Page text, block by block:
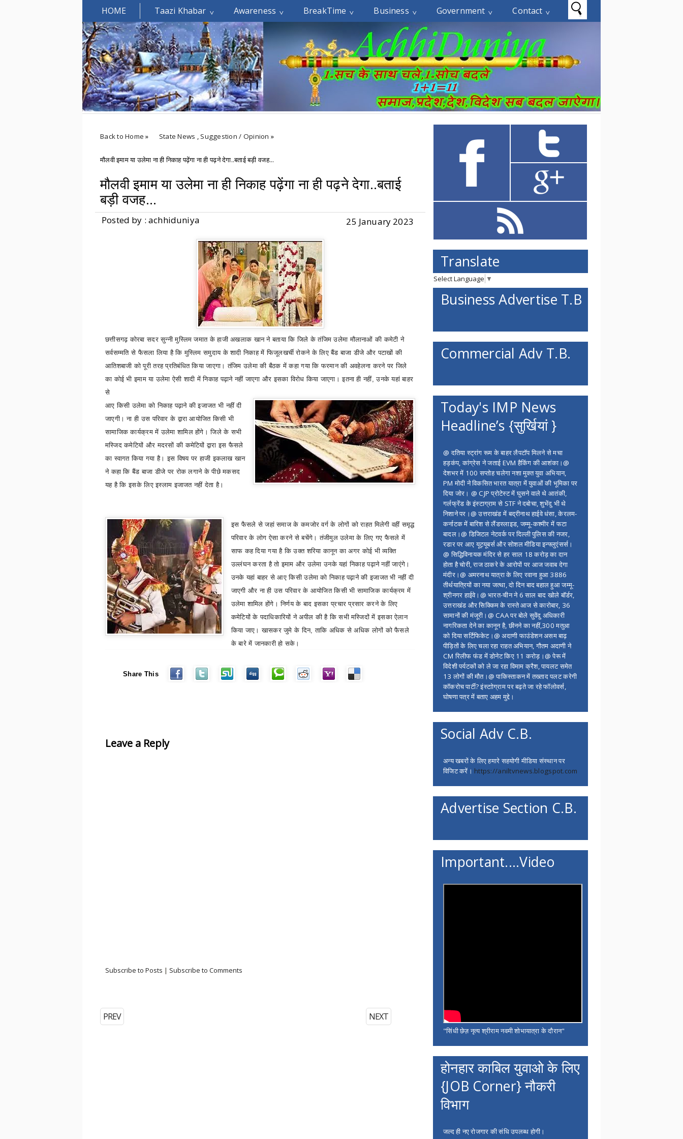
HOME Taazi Khabar Awareness BreakTime Business Government Contact
Welcomes You.....
Back to Home » State News , Suggestion / Opinion »
मौलवी इमाम या उलेमा ना ही निकाह पढ़ेंगा ना ही पढ़ने देगा..बताई बड़ी वजह...
मौलवी इमाम या उलेमा ना ही निकाह पढ़ेंगा ना ही पढ़ने देगा..बताई
बड़ी वजह...
Posted by : achhiduniya 25 January 2023
छत्तीसगढ़कोरबा सदर सुन्नी मुस्लिम जमात के हाजी अखलाक खान ने बताया कि जिले के तंजिम उलेमा मौलानाओं की कमेटी ने
सर्वसम्मति से फैसला लिया है कि मुस्लिम समुदाय के शादी निकाह में फिजूलखर्ची रोकने के लिए बैंड बाजा डीजे और पटाखों की
आतिशबाजी को पूरी तरह प्रतिबंधित किया जाएगा। तंजिम उलेमा की बैठक में कहा गया कि फरमान की अवहेलना करने पर जिले
का कोई भी इमाम या उलेमा ऐसी शादी में निकाह पढ़ाने नहीं जाएगा और इसका विरोध किया जाएगा। इतना ही नहीं,उनके यहां बाहर
से
आए किसी उलेमा को निकाह पढ़ाने की इजाजत भी नहीं दी
जाएगी। ना ही उस परिवार के द्वारा आयोजित किसी भी
सामाजिक कार्यक्रम में उलेमा शामिल होंगे। जिले के सभी
मस्जिद कमेटियों और मदरसों की कमेटियों द्वारा इस फैसले
का स्वागत किया गया है। इस विषय पर हाजी इकलाख खान
ने कहा कि बैंड बाजा डीजे पर रोक लगाने के पीछे मकसद
यह है कि इसके लिए इस्लाम इजाजत नहीं देता है।
इसफैसले से जहां समाज के कमजोर वर्ग के लोगों को राहत मिलेगी वहीं समृद्ध
परिवार के लोग ऐसा करने से बचेंगे।तंजीमुल उलेमा के लिए गए फैसले में
साफ कह दिया गया है कि उक्त शरिया कानून का अगर कोई भी व्यक्ति
उल्लंघन करता है तो इमाम और उलेमा उनके यहां निकाह पढ़ाने नहीं जाएंगे।
उनके यहां बाहर से आए किसी उलेमा को निकाह पढ़ाने की इजाजत भी नहीं दी
जाएगी और ना ही उस परिवार के आयोजित किसी भी सामाजिक कार्यक्रम में
उलेमा शामिल होंगे। निर्णय के बाद इसका प्रचार प्रसार करने के लिए
कमेटियों के पदाधिकारियों ने अपील की है कि सभी मस्जिदों में इसका ऐलान
किया जाए। खासकर जुमे के दिन,ताकि अधिक से अधिक लोगों को फैसले
के बारे में जानकारी हो सके।
Share This
Leave a Reply
Subscribe to Posts | Subscribe to Comments
NEXT
PREV
Translate
Select Language ▼
Business Advertise T.B
Commercial Adv T.B.
Today's IMP News
Headline’s {सुर्खियां }
@ दतिया स्ट्रांग रूम के बाहर लैपटॉप मिलने से मचा
हड़कंप, कांग्रेस ने जताई EVM हैकिंग की आशंका।@
देशभर में 100 सप्ताेह चलेगा नशा मुक्त युवा अभियान,
PM मोदी ने विकसित भारत यात्रा में युवाओं की भूमिका पर
दिया जोर। @ CJP प्रोटेस्ट में घुसने वाले थे आतंकी,
गर्लफ्रेंड के इंस्टाग्राम से STF ने दबोचा, शुभेंदु भी थे
निशाने पर।@ उत्तराखंड में बद्रीनाथ हाईवे धंसा, केरलम-
कर्नाटक में बारिश से लैंडस्लाइड, जम्मू-कश्मीर में फटा
बादल।@ डिजिटल नेटवर्क पर दिल्ली पुलिस की नजर,
रडार पर आए यूट्यूबर्स और सोशल मीडिया इन्फ्लुएंसर्स।
@ सिद्धिविनायक मंदिर से हर साल 18 करोड़ का दान
होता है चोरी, राज ठाकरे के आरोपों पर आज जवाब देगा
मंदीर।@ अमरनाथ यात्रा के लिए रवाना हुआ 3886
तीर्थयात्रियों का नया जत्था, दो दिन बाद बहाल हुआ जम्मू-
श्रीनगर हाईवे।@ भारत-चीन ने 6 साल बाद खोले बॉर्डर,
उत्तराखंड और सिक्किम के रास्ते आज से कारोबार, 36
सामानों की मंजूरी।@ CAA पर बोले सुवेंदु अधिकारी
नागरिकता देने का कानून है, छीनने का नहीं,300 मतुआ
को दिया सर्टिफिकेट।@ अदाणी फाउंडेशन असम बाढ़
पीड़ितों के लिए चला रहा राहत अभियान, गौतम अदाणी ने
CM रिलीफ फंड में डोनेट किए 11 करोड़।@ पेरू में
विदेशी पर्यटकों को ले जा रहा विमाम क्रैश, पायलट समेत
13 लोगों की मौत।@ पाकिस्ताकन में तख्ताद पलट करेगी
कॉकरोच पार्टी? इंस्टाोग्राम पर बढ़ते जा रहे फॉलोवर्स,
घोषणा पत्र में बताए अहम मुद्दे।
Social Adv C.B.
अन्य खबरों के लिए हमारे सहयोगी मीडिया संस्थान पर
विजिट करें। https://aniltvnews.blogspot.com
Advertise Section C.B.
Important....Video
"सिंधी छेज़ नृत्य श्रीराम नवमी शोभायात्रा के दौरान"
होनहार काबिल युवाओ के लिए
{JOB Corner} नौकरी
विभाग
जल्द ही नए रोजगार की संधि उपलब्ध होगी।